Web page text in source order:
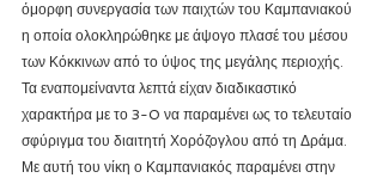
όμορφη συνεργασία των παιχτών του Καμπανιακού
η οποία ολοκληρώθηκε με άψογο πλασέ του μέσου
των Κόκκινων από το ύψος της μεγάλης περιοχής.
Τα εναπομείναντα λεπτά είχαν διαδικαστικό
χαρακτήρα με το 3-0 να παραμένει ως το τελευταίο
σφύριγμα του διαιτητή Χορόζογλου από τη Δράμα.
Με αυτή του νίκη ο Καμπανιακός παραμένει στην